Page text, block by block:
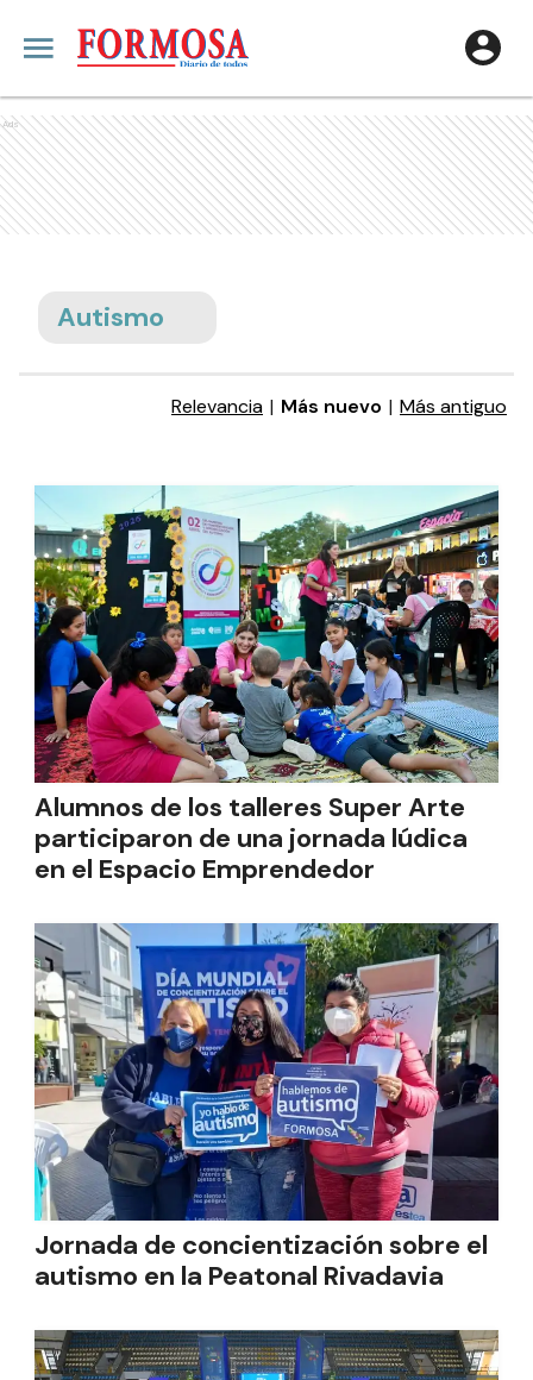
Ads
Autismo
Relevancia | Más nuevo | Más antiguo
Alumnos de los talleres Super Arte
participaron de una jornada lúdica
en el Espacio Emprendedor
Jornada de concientización sobre el
autismo en la Peatonal Rivadavia